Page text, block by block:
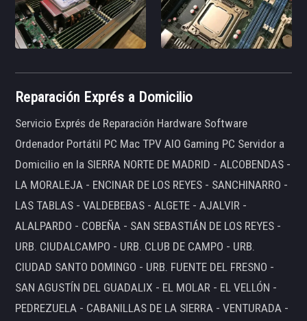
Reparación Exprés a Domicilio
Servicio Exprés de Reparación Hardware Software
Ordenador Portátil PC Mac TPV AIO Gaming PC Servidor a
Domicilio en la SIERRA NORTE DE MADRID - ALCOBENDAS -
LA MORALEJA - ENCINAR DE LOS REYES - SANCHINARRO -
LAS TABLAS - VALDEBEBAS - ALGETE - AJALVIR -
ALALPARDO - COBEÑA - SAN SEBASTIÁN DE LOS REYES -
URB. CIUDALCAMPO - URB. CLUB DE CAMPO - URB.
CIUDAD SANTO DOMINGO - URB. FUENTE DEL FRESNO -
SAN AGUSTÍN DEL GUADALIX - EL MOLAR - EL VELLÓN -
PEDREZUELA - CABANILLAS DE LA SIERRA - VENTURADA -